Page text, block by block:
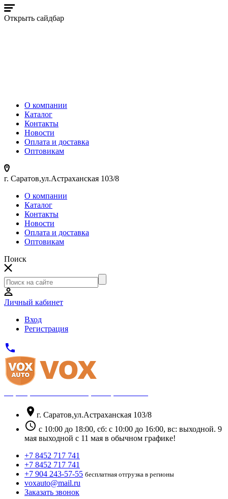
Открыть сайдбар
О компании
Каталог
Контакты
Новости
Оплата и доставка
Оптовикам
г. Саратов,ул.Астраханская 103/8
О компании
Каталог
Контакты
Новости
Оплата и доставка
Оптовикам
Поиск
Личный кабинет
Вход
Регистрация
phone
location_on г. Саратов,ул.Астраханская 103/8
schedule с 10:00 до 18:00, сб: с 10:00 до 16:00, вс: выходной. 9
мая выходной с 11 мая в обычном графике!
+7 8452 717 741
+7 8452 717 741
+7 904 243-57-55 бесплатная отгрузка в регионы
voxauto@mail.ru
Заказать звонок